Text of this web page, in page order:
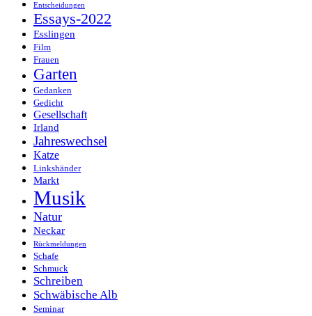
Entscheidungen
Essays-2022
Esslingen
Film
Frauen
Garten
Gedanken
Gedicht
Gesellschaft
Irland
Jahreswechsel
Katze
Linkshänder
Markt
Musik
Natur
Neckar
Rückmeldungen
Schafe
Schmuck
Schreiben
Schwäbische Alb
Seminar